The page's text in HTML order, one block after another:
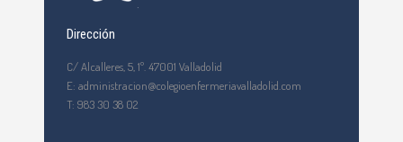
Dirección
C/ Alcalleres, 5, 1º. 47001 Valladolid
E: administracion@colegioenfermeriavalladolid.com
T: 983 30 38 02